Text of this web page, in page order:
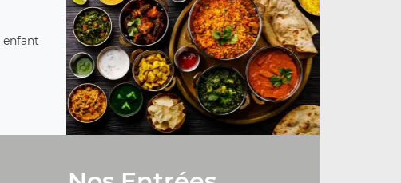
enfant